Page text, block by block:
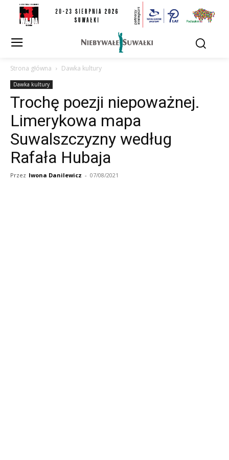
Strona główna Dawka kultury
Dawka kultury
Trochę poezji niepoważnej.
Limerykowa mapa
Suwalszczyzny według
Rafała Hubaja
Przez Iwona Danilewicz - 07/08/2021